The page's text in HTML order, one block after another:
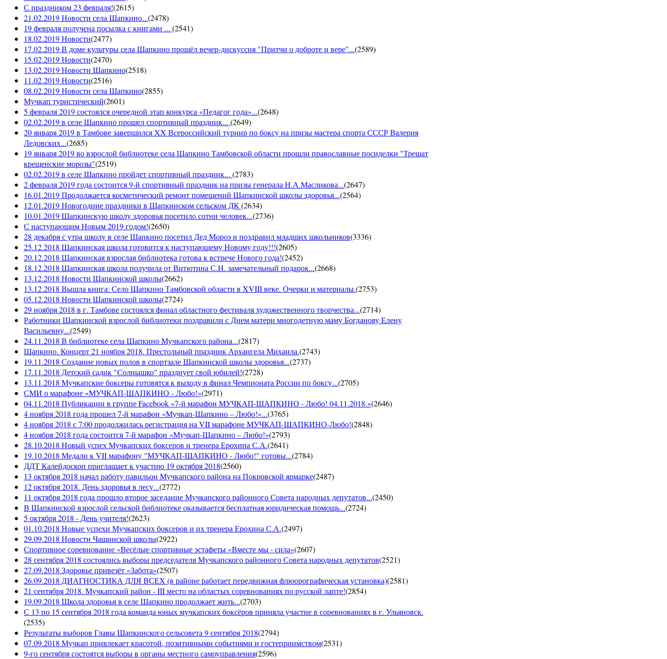
С праздником 23 февраля!(2615)
21.02.2019 Новости села Шапкино...(2478)
19 февраля получена посылка с книгами ... (2541)
18.02.2019 Новости(2477)
17.02.2019 В доме культуры села Шапкино прошёл вечер-дискуссия "Притчи о доброте и вере"...(2589)
15.02.2019 Новости(2470)
13.02.2019 Новости Шапкино(2518)
11.02.2019 Новости(2516)
08.02.2019 Новости села Шапкино(2855)
Мучкап туристический(2601)
5 февраля 2019 состоялся очередной этап конкурса «Педагог года»...(2648)
02.02.2019 в селе Шапкино прошел спортивный праздник... (2649)
20 января 2019 в Тамбове завершился XX Всероссийский турнир по боксу на призы мастера спорта СССР Валерия
Ледовских...(2685)
19 января 2019 во взрослой библиотеке села Шапкино Тамбовской области прошли православные посиделки "Трещат
крещенские морозы"(2519)
02.02.2019 в селе Шапкино пройдет спортивный праздник... (2783)
2 февраля 2019 года состоится 9-й спортивный праздник на призы генерала Н.А.Масликова...(2647)
16.01.2019 Продолжается косметический ремонт помещений Шапкинской школы здоровья...(2564)
12.01.2019 Новогодние праздники в Шапкинском сельском ДК(2634)
10.01.2019 Шапкинскую школу здоровья посетило сотни человек...(2736)
С наступающим Новым 2019 годом!(2650)
28 декабря с утра школу в селе Шапкино посетил Дед Мороз и поздравил младших школьников(3336)
25.12.2018 Шапкинская школа готовится к наступающему Новому году!!!(2605)
20.12.2018 Шапкинская взрослая библиотека готова к встрече Нового года!(2452)
18.12.2018 Шапкинская школа получила от Витютина С.Н. замечательный подарок...(2668)
13.12.2018 Новости Шапкинской школы(2662)
13.12.2018 Вышла книга: Село Шапкино Тамбовской области в XVIII веке. Очерки и материалы.(2753)
05.12.2018 Новости Шапкинской школы(2724)
29 ноября 2018 в г. Тамбове состоялся финал областного фестиваля художественного творчества...(2714)
Работники Шапкинской взрослой библиотеки поздравили с Днем матери многодетную маму Богданову Елену
Васильевну...(2549)
24.11.2018 В библиотеке села Шапкино Мучкапского района...(2817)
Шапкино. Концерт 21 ноября 2018. Престольный праздник Архангела Михаила.(2743)
19.11.2018 Создание новых полов в спортзале Шапкинской школы здоровья...(2737)
17.11.2018 Детский садик "Солнышко" празднует свой юбилей!(2728)
13.11.2018 Мучкапские боксеры готовятся к выходу в финал Чемпионата России по боксу...(2705)
СМИ о марафоне «МУЧКАП-ШАПКИНО - Любо!»(2971)
04.11.2018 Публикации в группе Facebook «7-й марафон МУЧКАП-ШАПКИНО - Любо! 04.11.2018.»(2646)
4 ноября 2018 года прошел 7-й марафон «Мучкап-Шапкино – Любо!»...(3765)
4 ноября 2018 с 7:00 продолжилась регистрация на VII марафоне МУЧКАП-ШАПКИНО-Любо!(2848)
4 ноября 2018 года состоится 7-й марафон «Мучкап-Шапкино – Любо!»(2793)
28.10.2018 Новый успех Мучкапских боксеров и тренера Ерохина С.А.(2641)
19.10.2018 Медали к VII марафону "МУЧКАП-ШАПКИНО - Любо!" готовы...(2784)
ДДТ Калейдоскоп приглашает к участию 19 октября 2018(2560)
13 октября 2018 начал работу павильон Мучкапского района на Покровской ярмарке(2487)
12 октября 2018. День здоровья в лесу...(2772)
11 октября 2018 года прошло второе заседание Мучкапского районного Совета народных депутатов...(2450)
В Шапкинской взрослой сельской библиотеке оказывается бесплатная юридическая помощь...(2724)
5 октября 2018 - День учителя!(2623)
01.10.2018 Новые успехи Мучкапских боксеров и их тренера Ерохина С.А.(2497)
29.09.2018 Новости Чащинской школы(2922)
Спортивное соревнование «Весёлые спортивные эстафеты «Вместе мы - сила»(2607)
28 сентября 2018 состоялись выборы председателя Мучкапского районного Совета народных депутатов(2521)
27.09.2018 Здоровье привезёт «Забота»(2507)
26.09.2018 ДИАГНОСТИКА ДЛЯ ВСЕХ (в районе работает передвижная флюорографическая установка)(2581)
21 сентября 2018. Мучкапский район - III место на областых соревнованиях по русской лапте!(2854)
19.09.2018 Школа здоровья в селе Шапкино продолжает жить...(2703)
С 13 по 15 сентября 2018 года команда юных мучкапских боксёров приняла участие в соревнованиях в г. Ульяновск.
(2535)
Результаты выборов Главы Шапкинского сельсовета 9 сентября 2018(2794)
07.09.2018 Мучкап привлекает красотой, позитивными событиями и гостеприимством(2531)
9-го сентября состоятся выборы в органы местного самоуправления(2596)